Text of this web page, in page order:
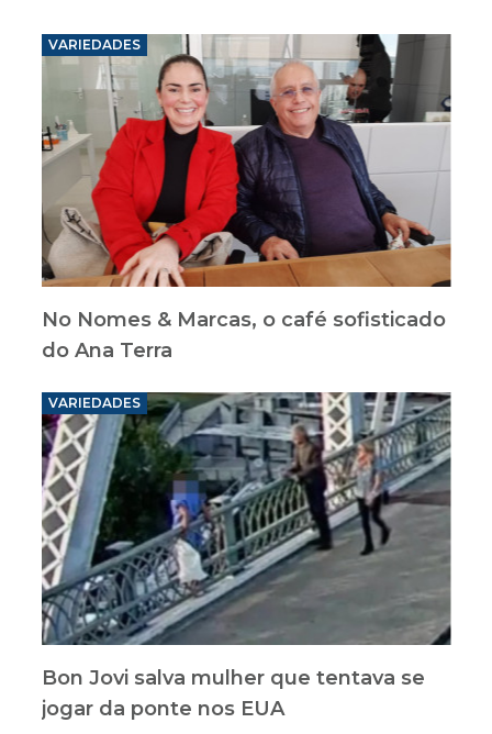
VARIEDADES
No Nomes & Marcas, o café sofisticado
do Ana Terra
VARIEDADES
Bon Jovi salva mulher que tentava se
jogar da ponte nos EUA